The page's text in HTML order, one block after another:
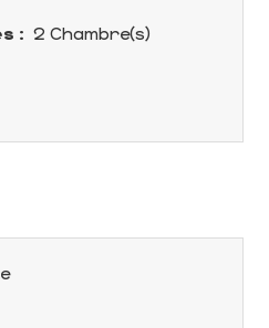
: 2 Chambre(s)